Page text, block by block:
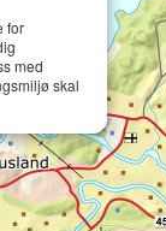
for
med
skal